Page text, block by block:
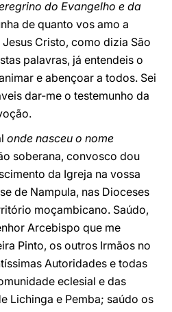
do Evangelho e da
de quanto vos amo a
Cristo, como dizia São
palavras, já entendeis o
e abençoar a todos. Sei
dar-me o testemunho da
onde nasceu o nome
soberana, convosco dou
da Igreja na vossa
de Nampula, nas Dioceses
moçambicano. Saúdo,
Arcebispo que me
Pinto, os outros Irmãos no
Autoridades e todas
eclesial e das
Lichinga e Pemba; saúdo os